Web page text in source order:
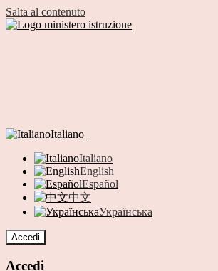
Salta al contenuto
Italiano
Italiano
English
Español
中文
Українська
Accedi
Accedi